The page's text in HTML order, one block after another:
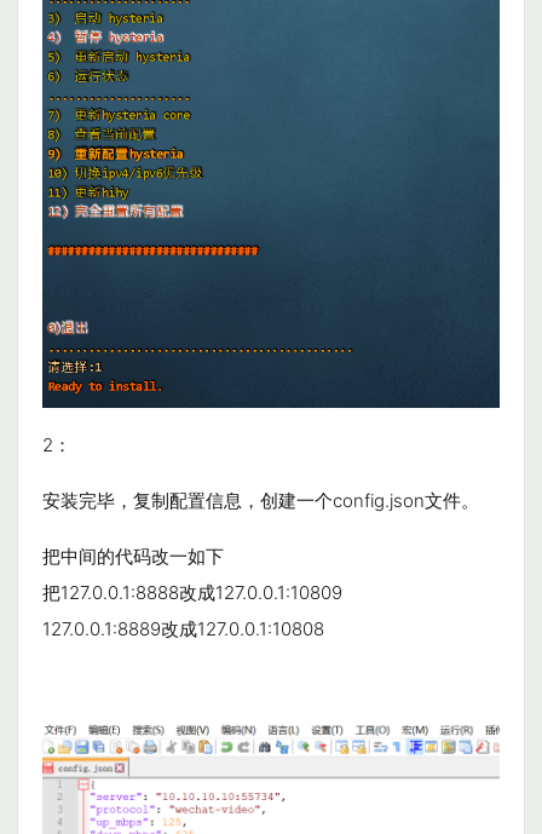
2：
安装完毕，复制配置信息，创建一个config.json文件。
把中间的代码改一如下
把127.0.0.1:8888改成127.0.0.1:10809
127.0.0.1:8889改成127.0.0.1:10808